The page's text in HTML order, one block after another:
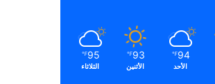
94
℉
الأحد
93
℉
الأثنين
95
℉
الثلاثاء